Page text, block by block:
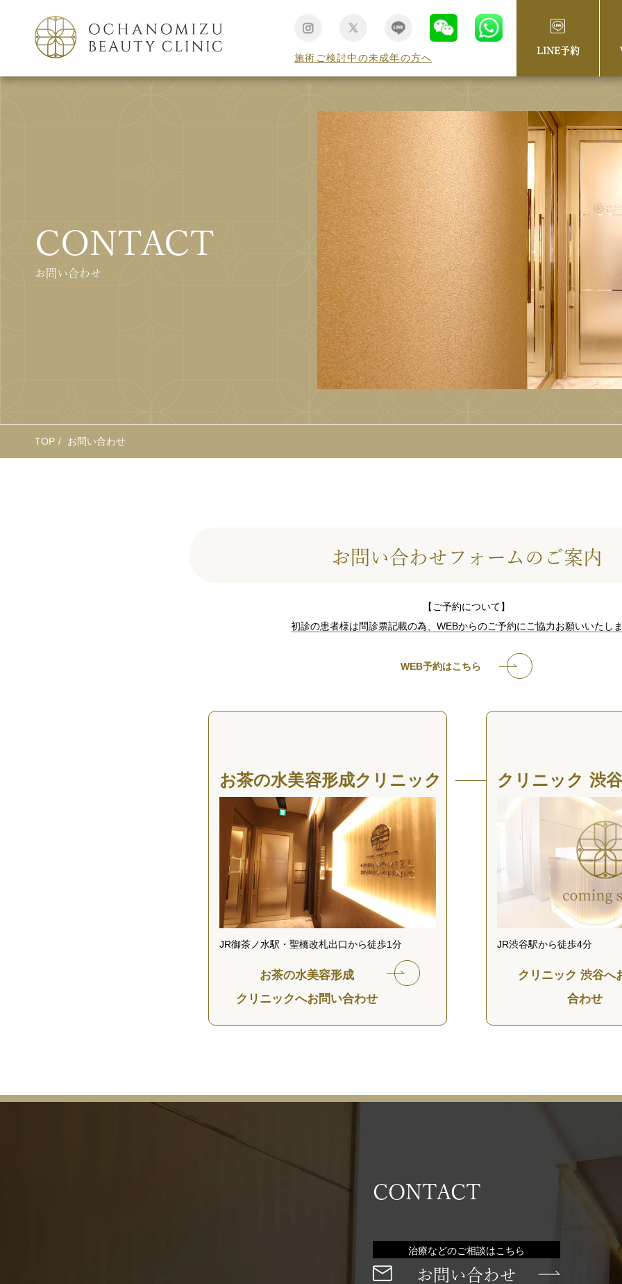
施術ご検討中の未成年の方へ
LINE予約
CONTACT
お問い合わせ
TOP お問い合わせ
お問い合わせフォームのご案内
【ご予約について】
初診の患者様は問診票記載の為、 WEBからのご予約にご協力お願いいたし
WEB予約はこちら
お茶の水美容形成クリニック
JR御茶ノ水駅・聖橋改札出口から徒歩1分
お茶の水美容形成
クリニックへお問い合わせ
クリニック 渋谷
JR渋谷駅から徒歩4分
クリニック 渋谷へ
合わせ
CONTACT
治療などのご相談はこちら
お問い合わせ